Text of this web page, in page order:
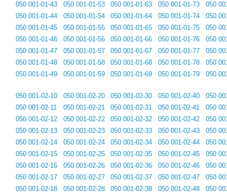
050 001-01-43
050 001-01-44
050 001-01-45
050 001-01-46
050 001-01-47
050 001-01-48
050 001-01-49
050 001-01-53
050 001-01-54
050 001-01-55
050 001-01-56
050 001-01-57
050 001-01-58
050 001-01-59
050 001-01-63
050 001-01-64
050 001-01-65
050 001-01-66
050 001-01-67
050 001-01-68
050 001-01-69
050 001-01-73
050 001-01-74
050 001-01-75
050 001-01-76
050 001-01-77
050 001-01-78
050 001-01-79
050
050
050
050
050
050
050
050 001-02-10
050 001-02-11
050 001-02-12
050 001-02-13
050 001-02-14
050 001-02-15
050 001-02-16
050 001-02-17
050 001-02-18
050 001-02-20
050 001-02-21
050 001-02-22
050 001-02-23
050 001-02-24
050 001-02-25
050 001-02-26
050 001-02-27
050 001-02-28
050 001-02-30
050 001-02-31
050 001-02-32
050 001-02-33
050 001-02-34
050 001-02-35
050 001-02-36
050 001-02-37
050 001-02-38
050 001-02-40
050 001-02-41
050 001-02-42
050 001-02-43
050 001-02-44
050 001-02-45
050 001-02-46
050 001-02-47
050 001-02-48
050
050
050
050
050
050
050
050
050